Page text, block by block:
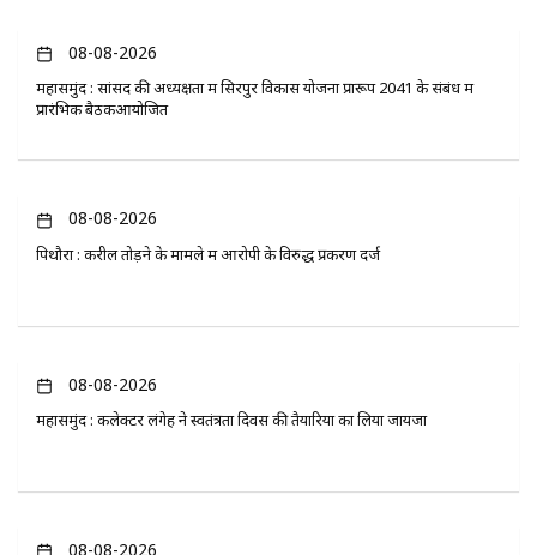
08-08-2026
महासमुंद : सांसद की अध्यक्षता में सिरपुर विकास योजना प्रारूप 2041 के संबंध में
प्रारंभिक बैठकआयोजित
08-08-2026
पिथौरा : करील तोड़ने के मामले में आरोपी के विरुद्ध प्रकरण दर्ज
08-08-2026
महासमुंद : कलेक्टर लंगेह ने स्वतंत्रता दिवस की तैयारियों का लिया जायजा
08-08-2026